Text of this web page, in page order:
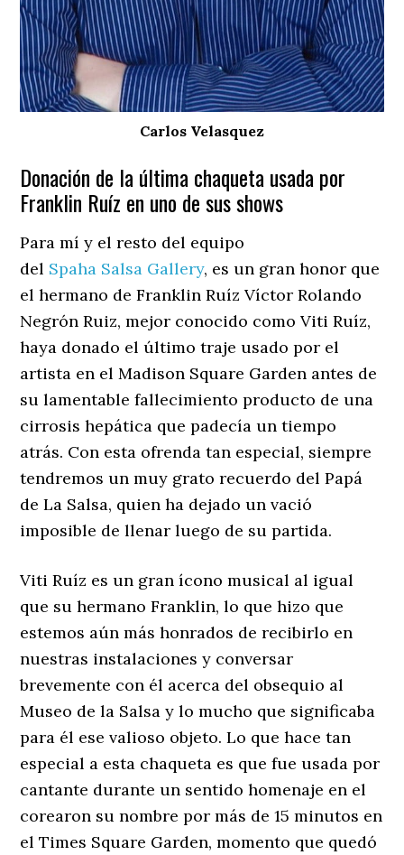
Carlos Velasquez
Donación de la última chaqueta usada por
Franklin Ruíz en uno de sus shows
Para mí y el resto del equipo
del Spaha Salsa Gallery, es un gran honor que
el hermano de Franklin Ruíz Víctor Rolando
Negrón Ruiz, mejor conocido como Viti Ruíz,
haya donado el último traje usado por el
artista en el Madison Square Garden antes de
su lamentable fallecimiento producto de una
cirrosis hepática que padecía un tiempo
atrás. Con esta ofrenda tan especial, siempre
tendremos un muy grato recuerdo del Papá
de La Salsa, quien ha dejado un vació
imposible de llenar luego de su partida.
Viti Ruíz es un gran ícono musical al igual
que su hermano Franklin, lo que hizo que
estemos aún más honrados de recibirlo en
nuestras instalaciones y conversar
brevemente con él acerca del obsequio al
Museo de la Salsa y lo mucho que significaba
para él ese valioso objeto. Lo que hace tan
especial a esta chaqueta es que fue usada por
cantante durante un sentido homenaje en el
corearon su nombre por más de 15 minutos en
el Times Square Garden, momento que quedó